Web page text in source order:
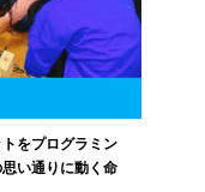
をプログラミン
い通りに動く命